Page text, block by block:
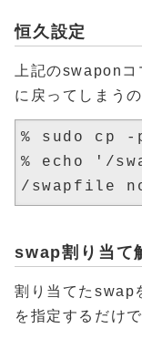
恒久設定
上記のswapon
に戻ってしまう
% sudo cp
% echo '/
swap割り当て
割り当てたswap
を指定するだけで